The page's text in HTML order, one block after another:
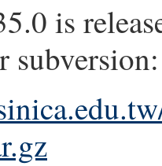
is
subversion: